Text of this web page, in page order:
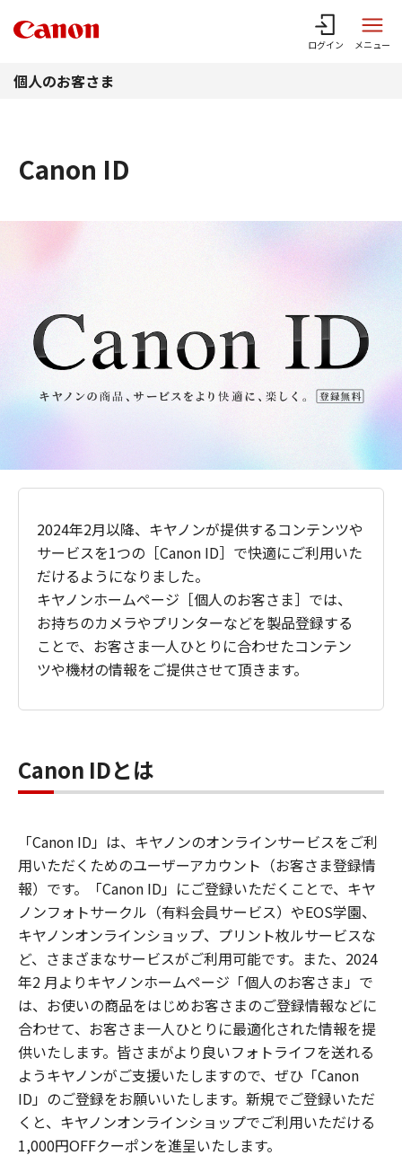
ログイン メニュー
個人のお客さま
Canon ID
2024年2月以降、キヤノンが提供するコンテンツや
サービスを1つの［Canon ID］で快適にご利用いた
だけるようになりました。
キヤノンホームページ［個人のお客さま］では、
お持ちのカメラやプリンターなどを製品登録する
ことで、お客さま一人ひとりに合わせたコンテン
ツや機材の情報をご提供させて頂きます。
Canon IDとは
「Canon ID」は、キヤノンのオンラインサービスをご利
用いただくためのユーザーアカウント（お客さま登録情
報）です。「Canon ID」にご登録いただくことで、キヤ
ノンフォトサークル（有料会員サービス）やEOS学園、
キヤノンオンラインショップ、プリント枚ルサービスな
ど、さまざまなサービスがご利用可能です。また、2024
年2 月よりキヤノンホームページ「個人のお客さま」で
は、お使いの商品をはじめお客さまのご登録情報などに
合わせて、お客さま一人ひとりに最適化された情報を提
供いたします。皆さまがより良いフォトライフを送れる
ようキヤノンがご支援いたしますので、ぜひ「Canon
ID」のご登録をお願いいたします。新規でご登録いただ
くと、キヤノンオンラインショップでご利用いただける
1,000円OFFクーポンを進呈いたします。